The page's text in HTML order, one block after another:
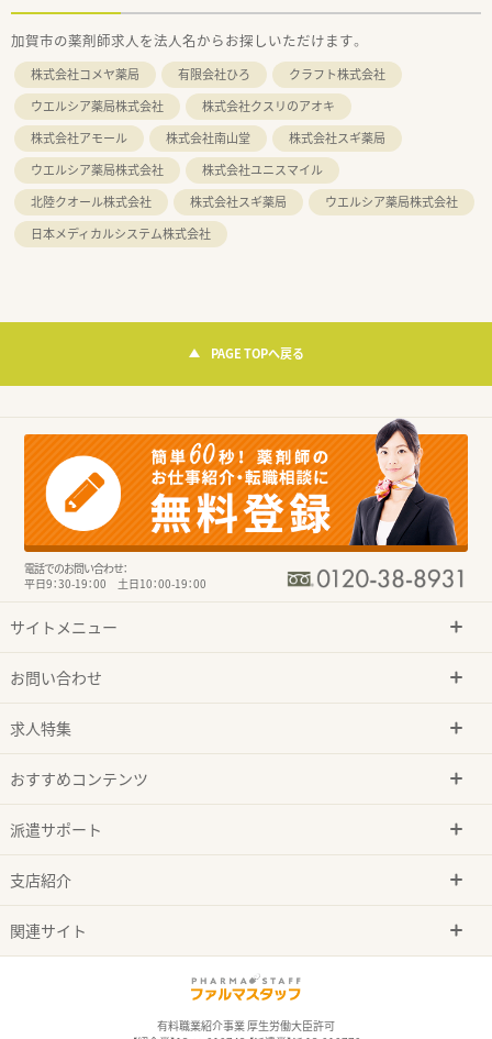
加賀市の薬剤師求人を法人名からお探しいただけます。
株式会社コメヤ薬局 有限会社ひろ
クラフト株式会社
ウエルシア薬局株式会社
株式会社クスリのアオキ
株式会社アモール
株式会社南山堂
株式会社スギ薬局
ウエルシア薬局株式会社
株式会社ユニスマイル
北陸クオール株式会社
株式会社スギ薬局
ウエルシア薬局株式会社
日本メディカルシステム株式会社
PAGE TOPへ戻る
電話でのお問い合わせ：
平日9：30-19：00 土日10：00-19：00
サイトメニュー
お問い合わせ
求人特集
おすすめコンテンツ
派遣サポート
支店紹介
関連サイト
有料職業紹介事業 厚生労働大臣許可